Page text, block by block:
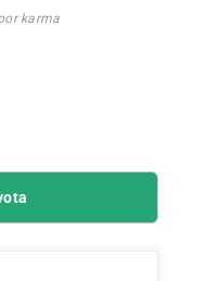
karma